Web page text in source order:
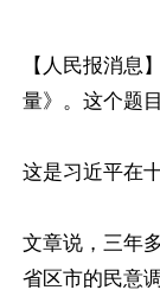
【人民报消息
量》。这个题
这是习近平在
文章说，三年
省区市的民意